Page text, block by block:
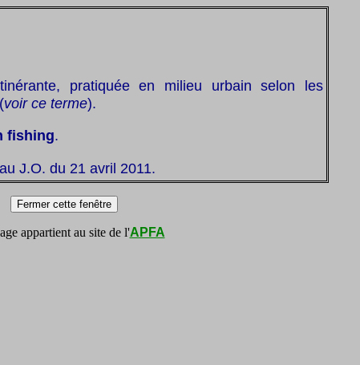
pratiquée en milieu urbain selon les
(voir ce terme).
fishing.
J.O. du 21 avril 2011.
appartient au site de l'APFA